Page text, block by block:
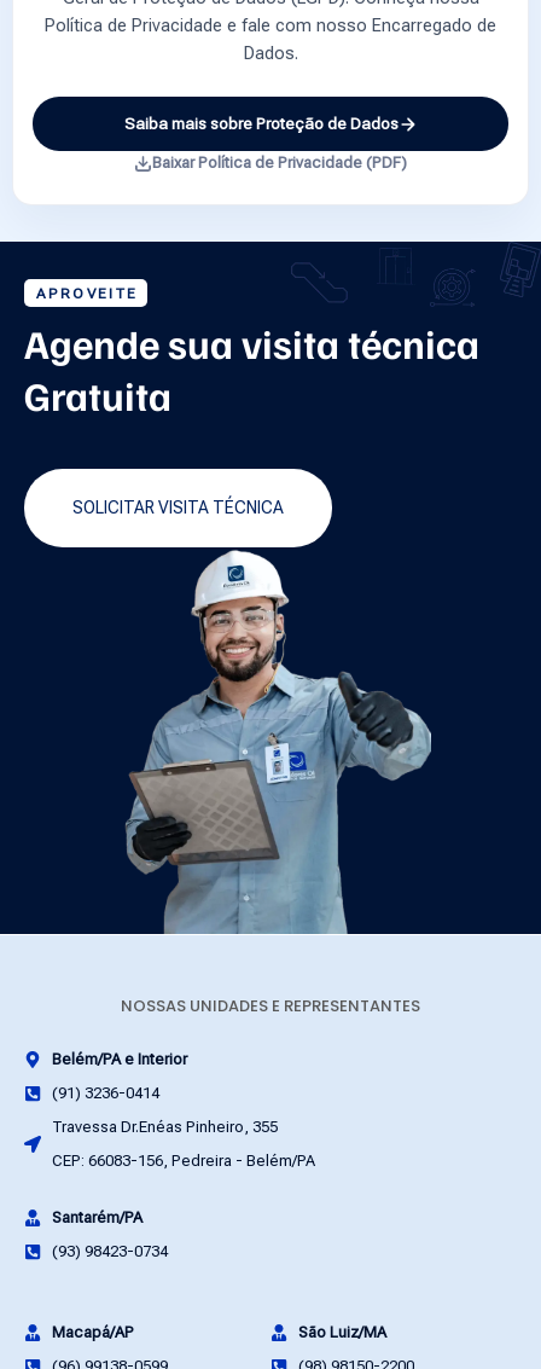
Política de Privacidade e fale com nosso Encarregado de
Dados.
Saiba mais sobre Proteção de Dados
Baixar Política de Privacidade (PDF)
APROVEITE
Agende sua visita técnica
Gratuita
SOLICITAR VISITA TÉCNICA
NOSSAS UNIDADES E REPRESENTANTES
Belém/PA e Interior
(91) 3236-0414
Travessa Dr.Enéas Pinheiro, 355
CEP: 66083-156, Pedreira - Belém/PA
Santarém/PA
(93) 98423-0734
Macapá/AP
São Luiz/MA